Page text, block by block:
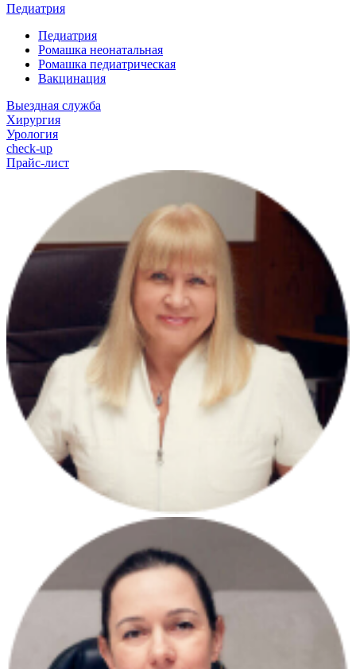
Педиатрия
Педиатрия
Ромашка неонатальная
Ромашка педиатрическая
Вакцинация
Выездная служба
Хирургия
Урология
check-up
Прайс-лист